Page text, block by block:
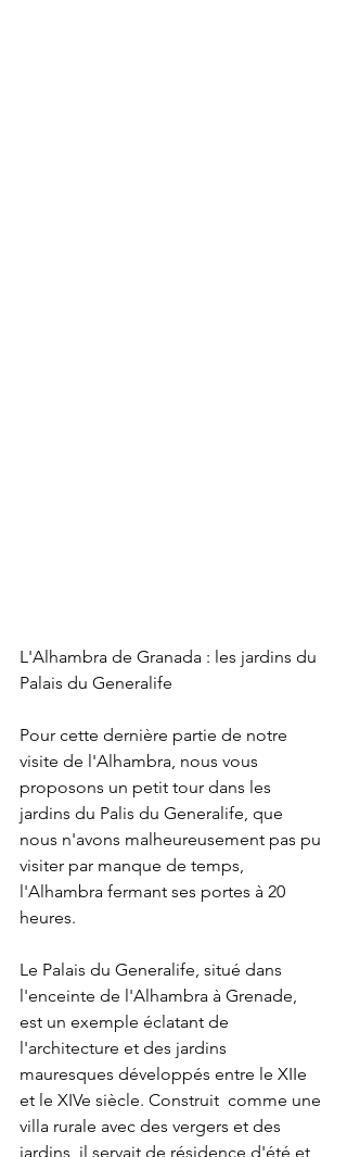
L'Alhambra de Granada : les jardins du
Palais du Generalife
Pour cette dernière partie de notre
visite de l'Alhambra, nous vous
proposons un petit tour dans les
jardins du Palis du Generalife, que
nous n'avons malheureusement pas pu
visiter par manque de temps,
l'Alhambra fermant ses portes à 20
heures.
Le Palais du Generalife, situé dans
l'enceinte de l'Alhambra à Grenade,
est un exemple éclatant de
l'architecture et des jardins
mauresques développés entre le XIIe
et le XIVe siècle. Construit  comme une
villa rurale avec des vergers et des
jardins, il servait de résidence d'été et